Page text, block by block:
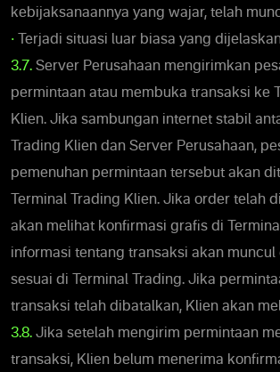
kebijaksanaannya yang wajar, telah
• Terjadi situasi luar biasa yang
3.7. Server Perusahaan mengirimkan
permintaan atau membuka transaksi ke
Klien. Jika sambungan internet stabil
Trading Klien dan Server Perusahaan,
pemenuhan permintaan tersebut akan
Terminal Trading Klien. Jika order telah
akan melihat konfirmasi grafis di
informasi tentang transaksi akan muncul
sesuai di Terminal Trading. Jika
transaksi telah dibatalkan, Klien akan
3.8. Jika setelah mengirim permintaan
transaksi, Klien belum menerima